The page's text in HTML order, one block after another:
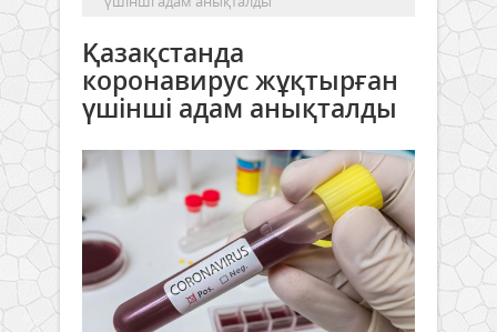
Қазақстанда
коронавирус жұқтырған
үшінші адам анықталды